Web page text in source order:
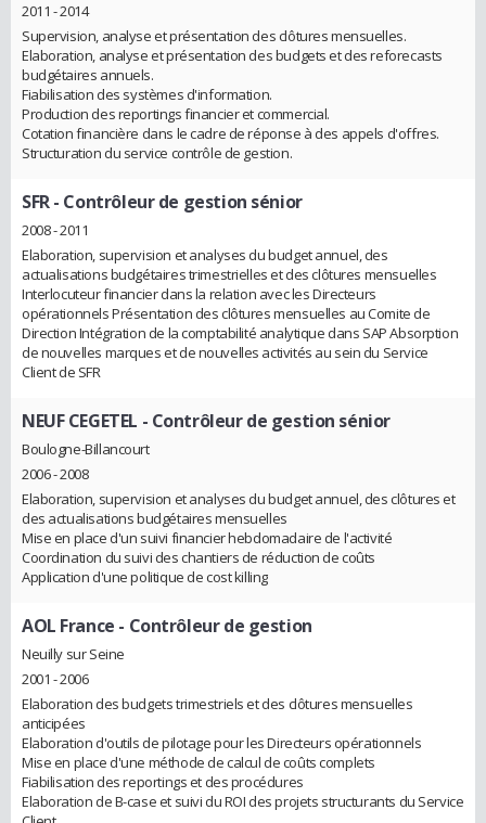
2011 - 2014
Supervision, analyse et présentation des clôtures mensuelles.
Elaboration, analyse et présentation des budgets et des reforecasts
budgétaires annuels.
Fiabilisation des systèmes d'information.
Production des reportings financier et commercial.
Cotation financière dans le cadre de réponse à des appels d'offres.
Structuration du service contrôle de gestion.
SFR- Contrôleur de gestion sénior
2008 - 2011
Elaboration, supervision et analyses du budget annuel, des
actualisations budgétaires trimestrielles et des clôtures mensuelles
Interlocuteur financier dans la relation avec les Directeurs
opérationnels Présentation des clôtures mensuelles au Comite de
Direction Intégration de la comptabilité analytique dans SAP Absorption
de nouvelles marques et de nouvelles activités au sein du Service
Client de SFR
NEUF CEGETEL - Contrôleur de gestion sénior
Boulogne-Billancourt
2006 - 2008
Elaboration, supervision et analyses du budget annuel, des clôtures et
des actualisations budgétaires mensuelles
Mise en place d'un suivi financier hebdomadaire de l'activité
Coordination du suivi des chantiers de réduction de coûts
Application d'une politique de cost killing
AOL France - Contrôleur de gestion
Neuilly sur Seine
2001 - 2006
Elaboration des budgets trimestriels et des clôtures mensuelles
anticipées
Elaboration d'outils de pilotage pour les Directeurs opérationnels
Mise en place d'une méthode de calcul de coûts complets
Fiabilisation des reportings et des procédures
Elaboration de B-case et suivi du ROI des projets structurants du Service